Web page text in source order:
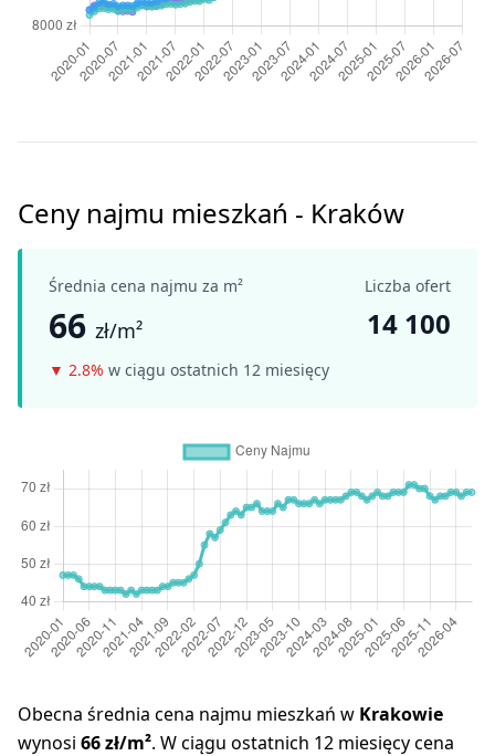
Ceny najmu mieszkań - Kraków
Średnia cena najmu za m²
66 zł/m²
▼ 2.8% w ciągu ostatnich 12 miesięcy
Liczba ofert
14 100
Obecna średnia cena najmu mieszkań w Krakowie
wynosi 66 zł/m². W ciągu ostatnich 12 miesięcy cena